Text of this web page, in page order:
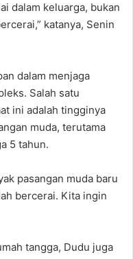
dalam keluarga, bukan
katanya, Senin
dalam menjaga
Salah satu
ini adalah tingginya
muda, terutama
5 tahun.
pasangan muda baru
bercerai. Kita ingin
tangga, Dudu juga